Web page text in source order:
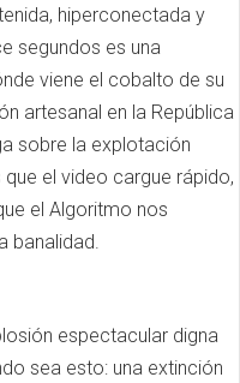
hiperconectada y
segundos es una
viene el cobalto de su
artesanal en la República
sobre la explotación
el video cargue rápido,
el Algoritmo nos
banalidad.
espectacular digna
sea esto: una extinción